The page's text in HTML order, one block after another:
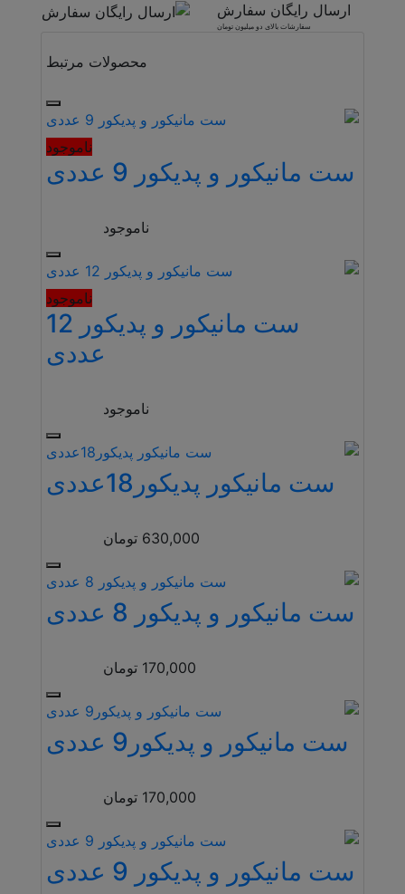
ارسال رایگان سفارش
سفارشات بالای دو میلیون تومان
محصولات مرتبط
ناموجود
ست مانیکور و پدیکور 9 عددی
ناموجود
ناموجود
ست مانیکور و پدیکور 12
عددی
ناموجود
ست مانیکور پدیکور18عددی
630,000 تومان
ست مانیکور و پدیکور 8 عددی
170,000 تومان
ست مانیکور و پدیکور9 عددی
170,000 تومان
ست مانیکور و پدیکور 9 عددی